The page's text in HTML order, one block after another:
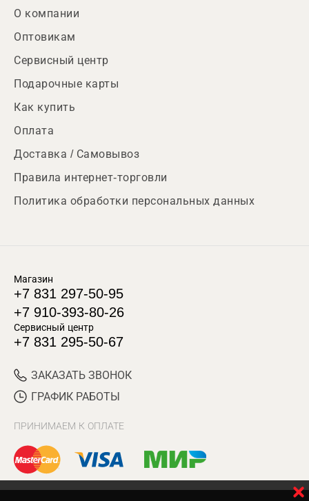
О компании
Оптовикам
Сервисный центр
Подарочные карты
Как купить
Оплата
Доставка / Самовывоз
Правила интернет-торговли
Политика обработки персональных данных
Магазин
+7 831 297-50-95
+7 910-393-80-26
Сервисный центр
+7 831 295-50-67
ЗАКАЗАТЬ ЗВОНОК
ГРАФИК РАБОТЫ
ПРИНИМАЕМ К ОПЛАТЕ